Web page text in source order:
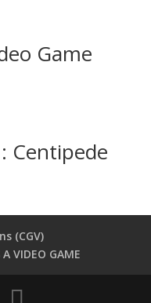
Game
Centipede
(CGV)
A VIDEO GAME